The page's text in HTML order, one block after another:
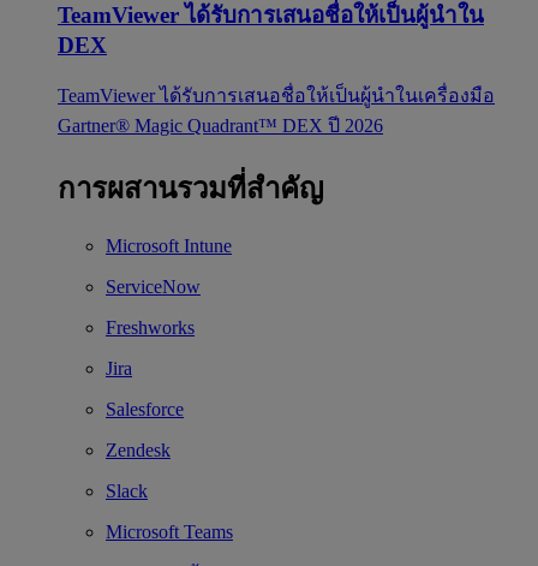
TeamViewer ได้รับการเสนอชื่อให้เป็นผู้นำใน
DEX
TeamViewer ได้รับการเสนอชื่อให้เป็นผู้นำในเครื่องมือ
Gartner® Magic Quadrant™ DEX ปี 2026
การผสานรวมที่สำคัญ
Microsoft Intune
ServiceNow
Freshworks
Jira
Salesforce
Zendesk
Slack
Microsoft Teams